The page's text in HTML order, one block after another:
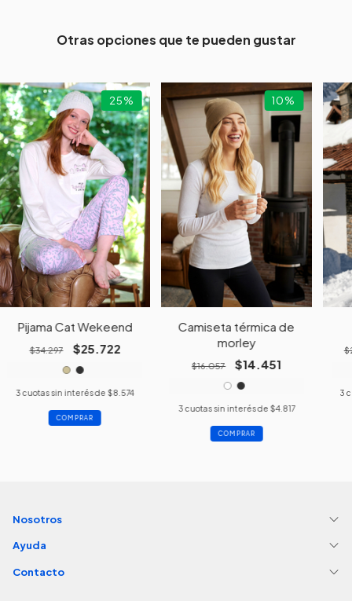
Otras opciones que te pueden gustar
25%
Pijama Cat Wekeend
$34.297 $25.722
3 cuotas sin interés de $8.574
COMPRAR
10%
Camiseta térmica de
morley
$16.057 $14.451
3 cuotas sin interés de $4.817
COMPRAR
3
Nosotros
Ayuda
Contacto